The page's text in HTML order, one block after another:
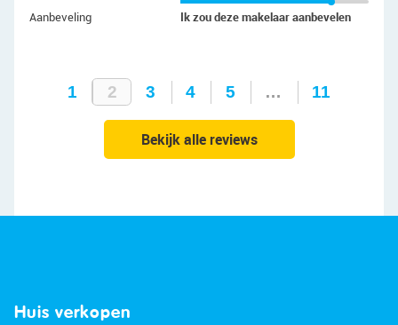
Aanbeveling
Ik zou deze makelaar aanbevelen
1 2 3 4 5 … 11
Bekijk alle reviews
Huis verkopen